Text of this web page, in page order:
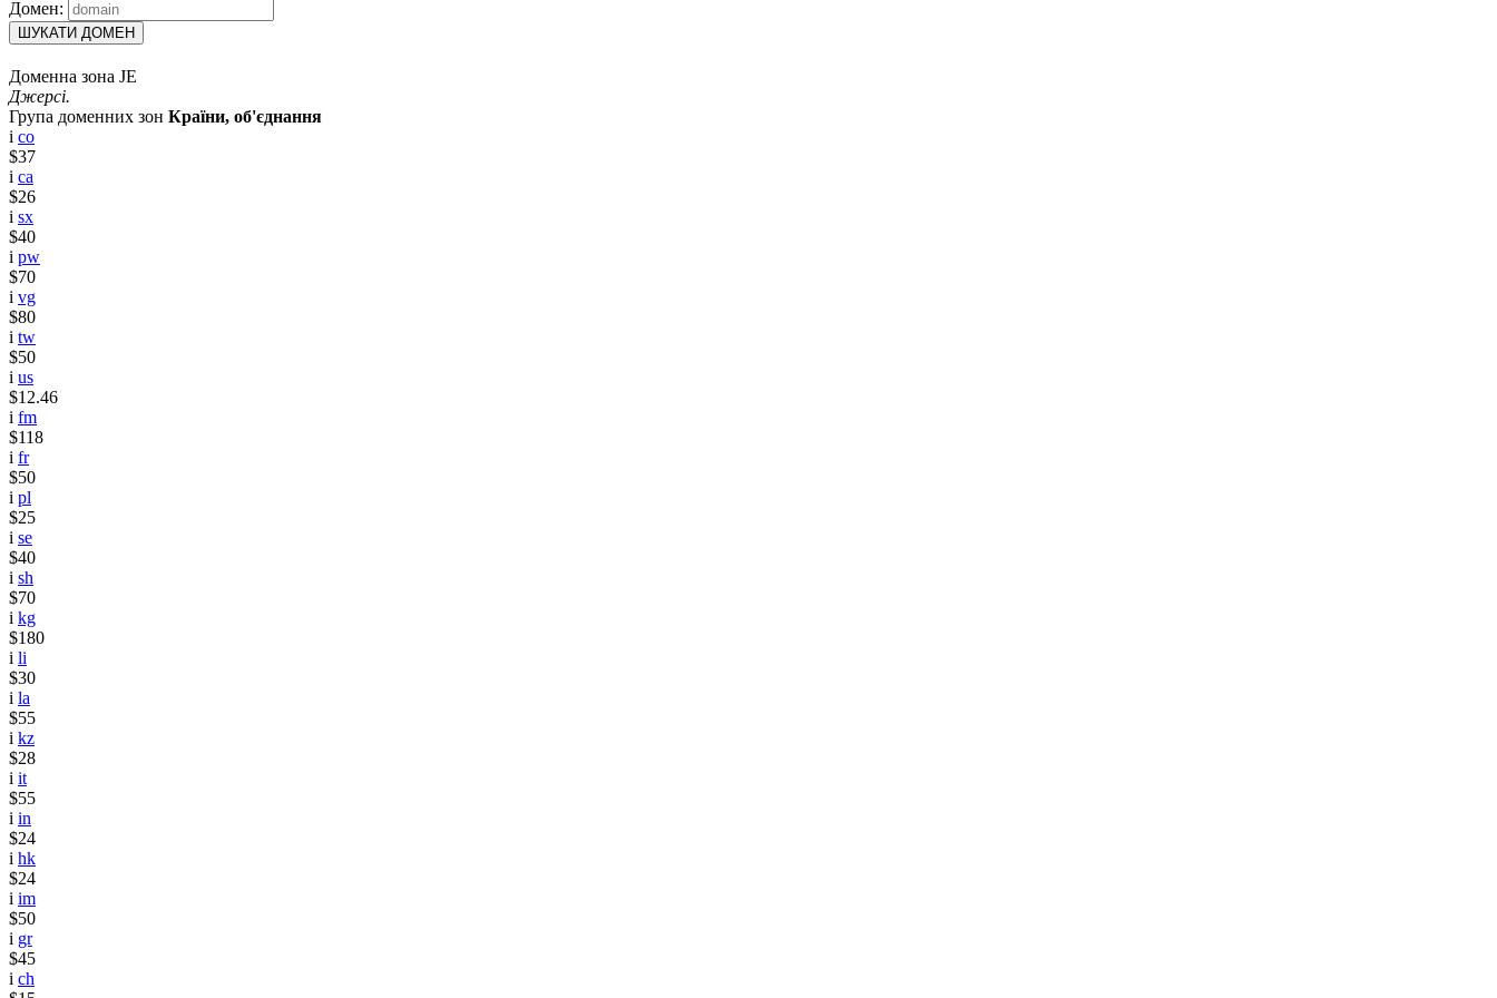
Домен:
ШУКАТИ ДОМЕН
Доменна зона JE
Джерсі.
Група доменних зон Країни, об'єднання
i co
$37
i ca
$26
i sx
$40
i pw
$70
i vg
$80
i tw
$50
i us
$12.46
i fm
$118
i fr
$50
i pl
$25
i se
$40
i sh
$70
i kg
$180
i li
$30
i la
$55
i kz
$28
i it
$55
i in
$24
i hk
$24
i im
$50
i gr
$45
i ch